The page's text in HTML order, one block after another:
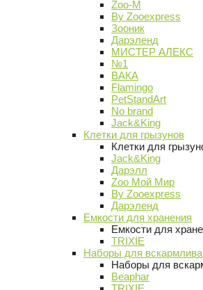
Zoo-M
By Zooexpress
Зооник
Дарэленд
МИСТЕР АЛЕКС
№1
ВАКА
Flamingo
PetStandArt
No brand
Jack&King
Клетки для грызунов
Клетки для
Jack&King
Дарэлл
Zoo Мой Мир
By Zooexpress
Дарэленд
Емкости для хранения
Емкости для
TRIXIE
Наборы для
Наборы для
Beaphar